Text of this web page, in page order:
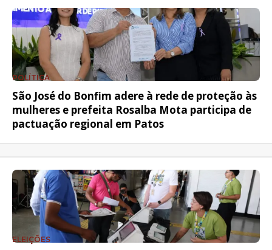
POLÍTICA
São José do Bonfim adere à rede de proteção às
mulheres e prefeita Rosalba Mota participa de
pactuação regional em Patos
ELEIÇÕES